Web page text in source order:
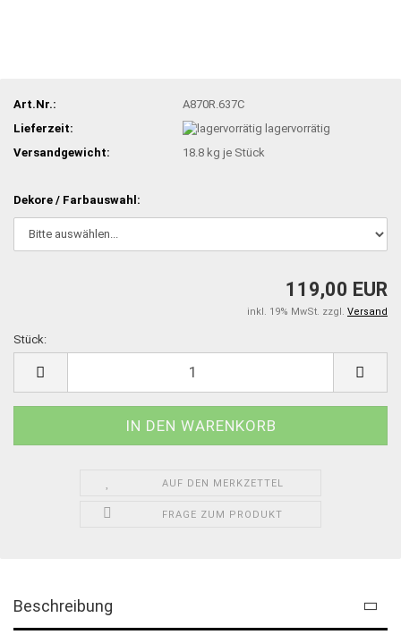
Art.Nr.:
A870R.637C
Lieferzeit:
lagervorrätig
Versandgewicht:
18.8 kg je Stück
Dekore / Farbauswahl:
119,00 EUR
inkl. 19% MwSt. zzgl. Versand
Stück:
AUF DEN MERKZETTEL
FRAGE ZUM PRODUKT
Beschreibung